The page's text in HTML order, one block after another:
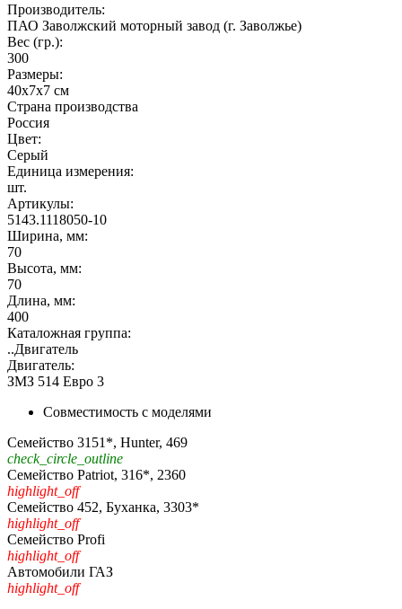
Производитель:
ПАО Заволжский моторный завод (г. Заволжье)
Вес (гр.):
300
Размеры:
40х7х7 см
Страна производства
Россия
Цвет:
Серый
Единица измерения:
шт.
Артикулы:
5143.1118050-10
Ширина, мм:
70
Высота, мм:
70
Длина, мм:
400
Каталожная группа:
..Двигатель
Двигатель:
ЗМЗ 514 Евро 3
Совместимость с моделями
Семейство 3151*, Hunter, 469
check_circle_outline
Семейство Patriot, 316*, 2360
highlight_off
Семейство 452, Буханка, 3303*
highlight_off
Семейство Profi
highlight_off
Автомобили ГАЗ
highlight_off